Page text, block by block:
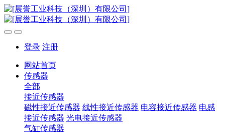
登录 注册
网站首页
传感器
全部
接近传感器
磁性接近传感器 线性接近传感器 电容接近传感器 电感
接近传感器 光电接近传感器
气缸传感器